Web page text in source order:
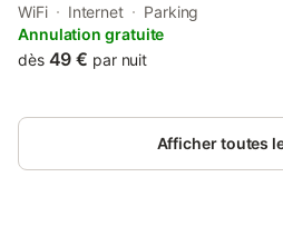
Schlossberg features
the property.
WiFi Internet
Parking
Annulation gratuite
dès 49 € par nuit
Afficher toutes